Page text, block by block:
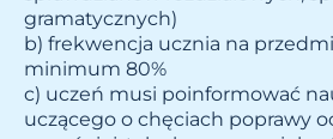
gramatycznych)
b) frekwencja ucznia na
minimum 80%
c) uczeń musi poinformować
uczącego o chęciach poprawy